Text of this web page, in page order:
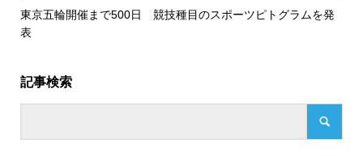
東京五輪開催まで500日 競技種目のスポーツピトグラムを発
表
記事検索